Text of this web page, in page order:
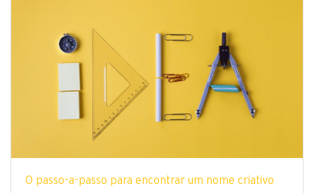
O passo-a-passo para encontrar um nome criativo